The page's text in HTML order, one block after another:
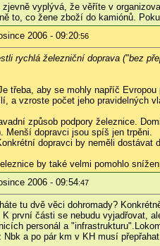
vyplývá, že věříte v
to, co žene zboží do kamiónů.
2006 - 09:20:56
rychlá železniční doprava ("bez
třeba, aby se mohly napříč
a vzroste počet jeho pravidelných
způsob podpory železnice.
Menší dopravci jsou spíš jen trpěni.
dopravci by neměli
by také velmi pomohlo
2006 - 09:54:47
tu dvě věci dohromady?
první části se nebudu vyjadřovat,
personál a
Nbk a po pár km v KH musí